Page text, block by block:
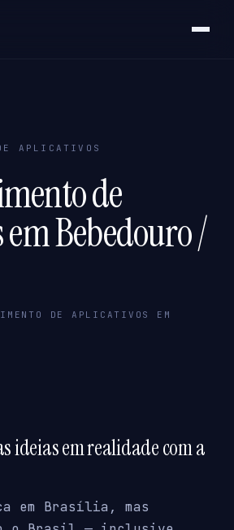
APLICATIVOS
de
Bebedouro /
DE APLICATIVOS EM
ideias em realidade com a
em Brasília, mas